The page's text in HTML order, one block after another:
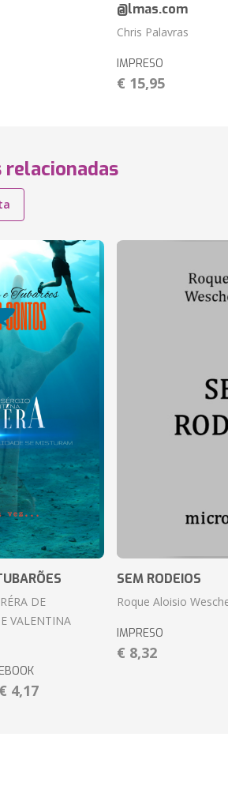
@lmas.com
Chris Palavras
IMPRESO
€ 15,95
relacionadas
DE
VALENTINA
EBOOK
€ 4,17
SEM RODEIOS
Roque Aloisio
IMPRESO
€ 8,32